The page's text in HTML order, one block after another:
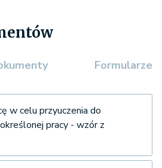
Formularze
w celu przyuczenia do
pracy - wzór z